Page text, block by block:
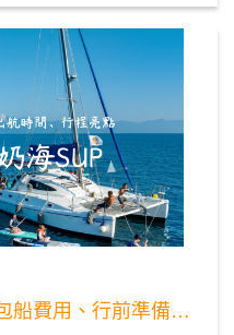
2023龜山島牛奶海SUP｜包船費用、行前準備、出航時間、行程亮點